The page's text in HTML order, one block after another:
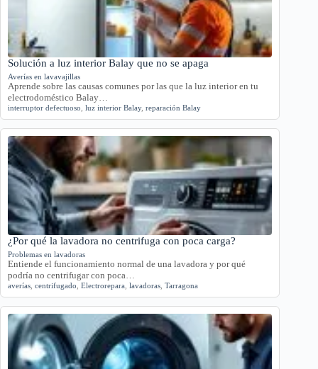
Solución a luz interior Balay que no se apaga
Averías en lavavajillas
Aprende sobre las causas comunes por las que la luz interior en tu
electrodoméstico Balay…
interruptor defectuoso luz interior Balay, reparación Balay
¿Por qué la lavadora no centrifuga con poca carga?
Problemas en lavadoras
Entiende el funcionamiento normal de una lavadora y por qué
podría no centrifugar con poca…
averías centrifugado Electrorepara lavadoras Tarragona